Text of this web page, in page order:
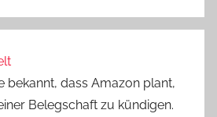
bekannt, dass Amazon plant,
Belegschaft zu kündigen.